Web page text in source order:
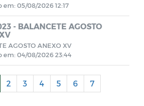
BALANCETES 2025
Documentos
Editais
em: 05/08/2026 12:17
- BALANCETE AGOSTO
AGOSTO ANEXO XV
em: 04/08/2026 23:44
2 3 4 5 6
7